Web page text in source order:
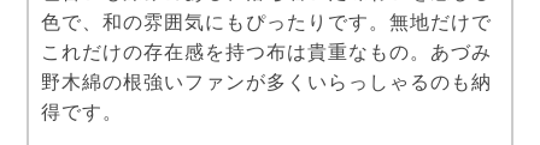
色で、和の雰囲気にもぴったりです。無地だけで
これだけの存在感を持つ布は貴重なもの。あづみ
野木綿の根強いファンが多くいらっしゃるのも納
得です。